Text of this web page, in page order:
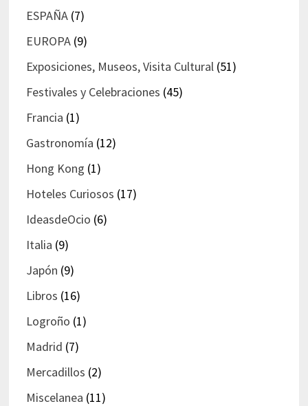
ESPAÑA(7)
EUROPA(9)
Exposiciones, Museos, Visita Cultural(51)
Festivales y Celebraciones (45)
Francia (1)
Gastronomía (12)
Hong Kong (1)
Hoteles Curiosos (17)
IdeasdeOcio (6)
Italia (9)
Japón (9)
Libros (16)
Logroño (1)
Madrid (7)
Mercadillos (2)
Miscelanea (11)